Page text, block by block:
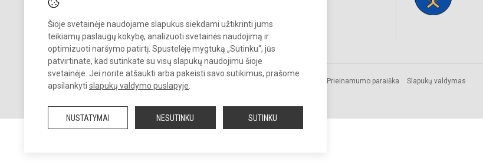
Šioje svetainėje naudojame slapukus siekdami užtikrinti jums
teikiamų paslaugų kokybę, analizuoti svetainės naudojimą ir
optimizuoti naršymo patirtį. Spustelėję mygtuką „Sutinku“, jūs
patvirtinate, kad sutinkate su visų slapukų naudojimu šioje
svetainėje. Jei norite atšaukti arba pakeisti savo sutikimus, prašome
apsilankyti slapukų valdymo puslapyje
NUSTATYMAI NESUTINKU SUTINKU
© 2025. Mažeikių „Žiburėlio“ pradinė mokykla. Visos teisės saugomos.
Kopijuoti turinį be raštiško įstaigos administracijos sutikimo griežtai
Prieinamumo paraiška Slapukų valdymas